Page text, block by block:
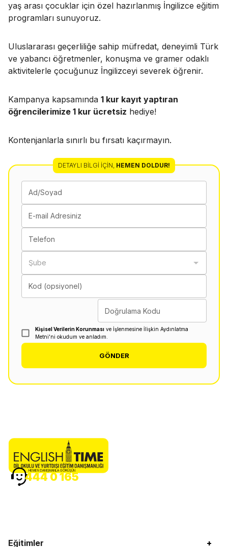
yaş arası çocuklar için özel hazırlanmış İngilizce eğitim
programları sunuyoruz.
Uluslararası geçerliliğe sahip müfredat, deneyimli Türk
ve yabancı öğretmenler, konuşma ve gramer odaklı
aktivitelerle çocuğunuz İngilizceyi severek öğrenir.
Kampanya kapsamında 1 kur kayıt yaptıran
öğrencilerimize 1 kur ücretsiz hediye!
Kontenjanlarla sınırlı bu fırsatı kaçırmayın.
DETAYLI BILGI İÇIN, HEMEN DOLDUR!
Ad/Soyad
E-mail Adresiniz
Telefon
Şube
Kod (opsiyonel)
Doğrulama Kodu
Kişisel Verilerin Korunması ve İşlenmesine İlişkin Aydınlatma
Metni'ni okudum ve anladım.
GÖNDER
Eğitimler +
HEMEN DANIŞMANLA GÖRÜŞÜN
444 0 165